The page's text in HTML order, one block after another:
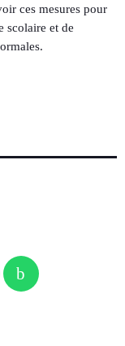
ces mesures pour
scolaire et de